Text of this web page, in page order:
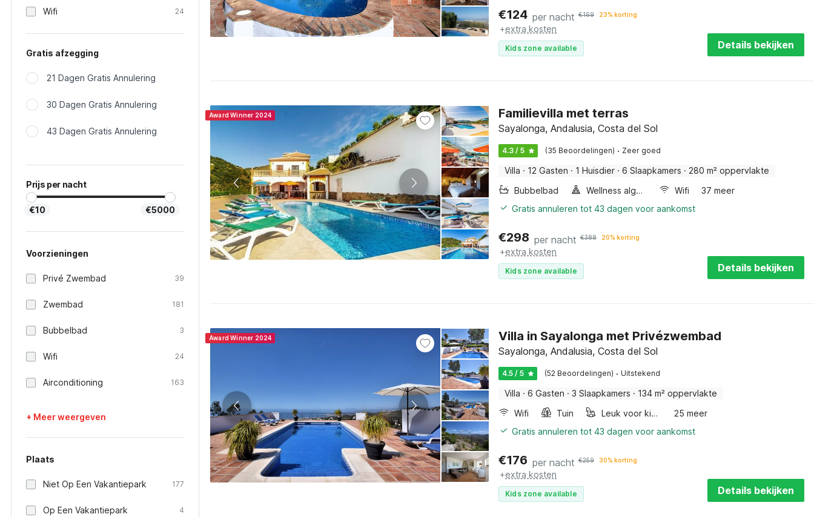
Wifi 24
Gratis afzegging
21 Dagen Gratis Annulering
30 Dagen Gratis Annulering
43 Dagen Gratis Annulering
Prijs per nacht
€10 €5000
Voorzieningen
Privé Zwembad 39
Zwembad 181
Bubbelbad 3
Wifi 24
Airconditioning 163
+ Meer weergeven
Plaats
Niet Op Een Vakantiepark 177
Op Een Vakantiepark 4
€124 per nacht €169 23% korting
+extra kosten
Kids zone available Details bekijken
Award Winner 2024 Familievilla met terras
Sayalonga, Andalusia, Costa del Sol
4.3 / 5 (35 Beoordelingen) · Zeer goed
Villa · 12 Gasten · 1 Huisdier · 6 Slaapkamers · 280 m² oppervlakte
Bubbelbad
Wellness algemeen Wifi
37 meer
Gratis annuleren tot 43 dagen voor aankomst
€298 per nacht €388 20% korting
+extra kosten
Kids zone available Details bekijken
Award Winner 2024 Villa in Sayalonga met Privézwembad
Sayalonga, Andalusia, Costa del Sol
4.5 / 5 (52 Beoordelingen) · Uitstekend
Villa · 6 Gasten · 3 Slaapkamers · 134 m² oppervlakte
Wifi
Tuin Leuk voor kinderen
25 meer
Gratis annuleren tot 43 dagen voor aankomst
€176 per nacht €259 30% korting
+extra kosten
Kids zone available Details bekijken